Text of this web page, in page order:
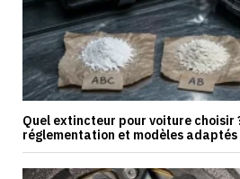
Quel extincteur pour voiture choisir
réglementation et modèles adaptés